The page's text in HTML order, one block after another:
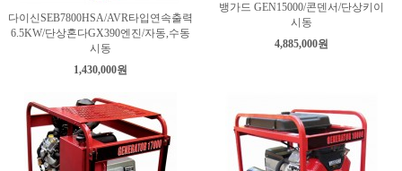
다이신SEB7800HSA/AVR타입연속출력
6.5KW/단상혼다GX390엔진/자동,수동
시동
1,430,000원
뱅가드 GEN15000/콘덴서/단상키이
시동
4,885,000원